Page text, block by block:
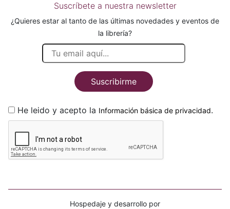
Suscríbete a nuestra newsletter
¿Quieres estar al tanto de las últimas novedades y eventos de
la librería?
Suscribirme
He leido y acepto la Información básica de privacidad.
Hospedaje y desarrollo por